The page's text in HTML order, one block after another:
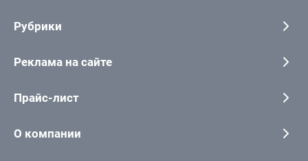
Рубрики
Реклама на сайте
Прайс-лист
О компании